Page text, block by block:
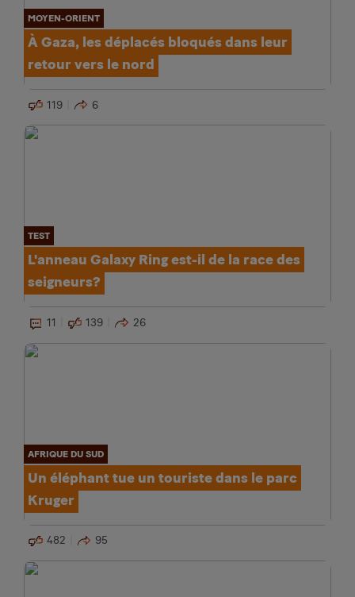
MOYEN-ORIENT
À Gaza, les déplacés bloqués dans leur
retour vers le nord
119 6
TEST
L'anneau Galaxy Ring est-il de la race des
seigneurs?
11 139 26
AFRIQUE DU SUD
Un éléphant tue un touriste dans le parc
Kruger
482 95